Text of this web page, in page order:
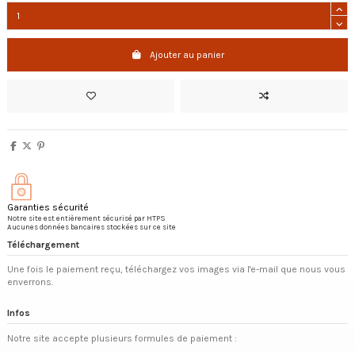
Ajouter au panier
Garanties sécurité
Notre site est entièrement sécurisé par HTPS
Aucunes données bancaires stockées sur ce site
Téléchargement
Une fois le paiement reçu, téléchargez vos images via l'e-mail que nous vous
enverrons.
Infos
Notre site accepte plusieurs formules de paiement :